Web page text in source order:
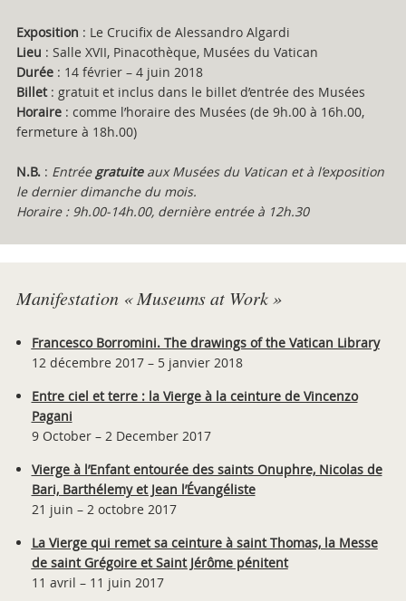
Exposition : Le Crucifix de Alessandro Algardi
Lieu : Salle XVII, Pinacothèque, Musées du Vatican
Durée : 14 février – 4 juin 2018
Billet : gratuit et inclus dans le billet d’entrée des Musées
Horaire : comme l’horaire des Musées (de 9h.00 à 16h.00,
fermeture à 18h.00)
N.B. : Entréegratuiteaux Musées du Vatican et à l’exposition
le dernier dimanche du mois.
Horaire : 9h.00-14h.00, dernière entrée à 12h.30
Manifestation « Museums at Work »
Francesco Borromini. The drawings of the Vatican Library
12 décembre 2017 – 5 janvier 2018
Entre ciel et terre : la Vierge à la ceinture de Vincenzo
Pagani
9 October – 2 December 2017
Vierge à l’Enfant entourée des saints Onuphre, Nicolas de
Bari, Barthélemy et Jean l’Évangéliste
21 juin – 2 octobre 2017
La Vierge qui remet sa ceinture à saint Thomas, la Messe
de saint Grégoire et Saint Jérôme pénitent
11 avril – 11 juin 2017